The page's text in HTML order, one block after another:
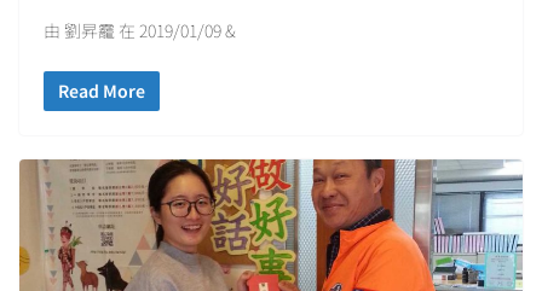
由 劉昇靇 在 2019/01/09 &
Read More